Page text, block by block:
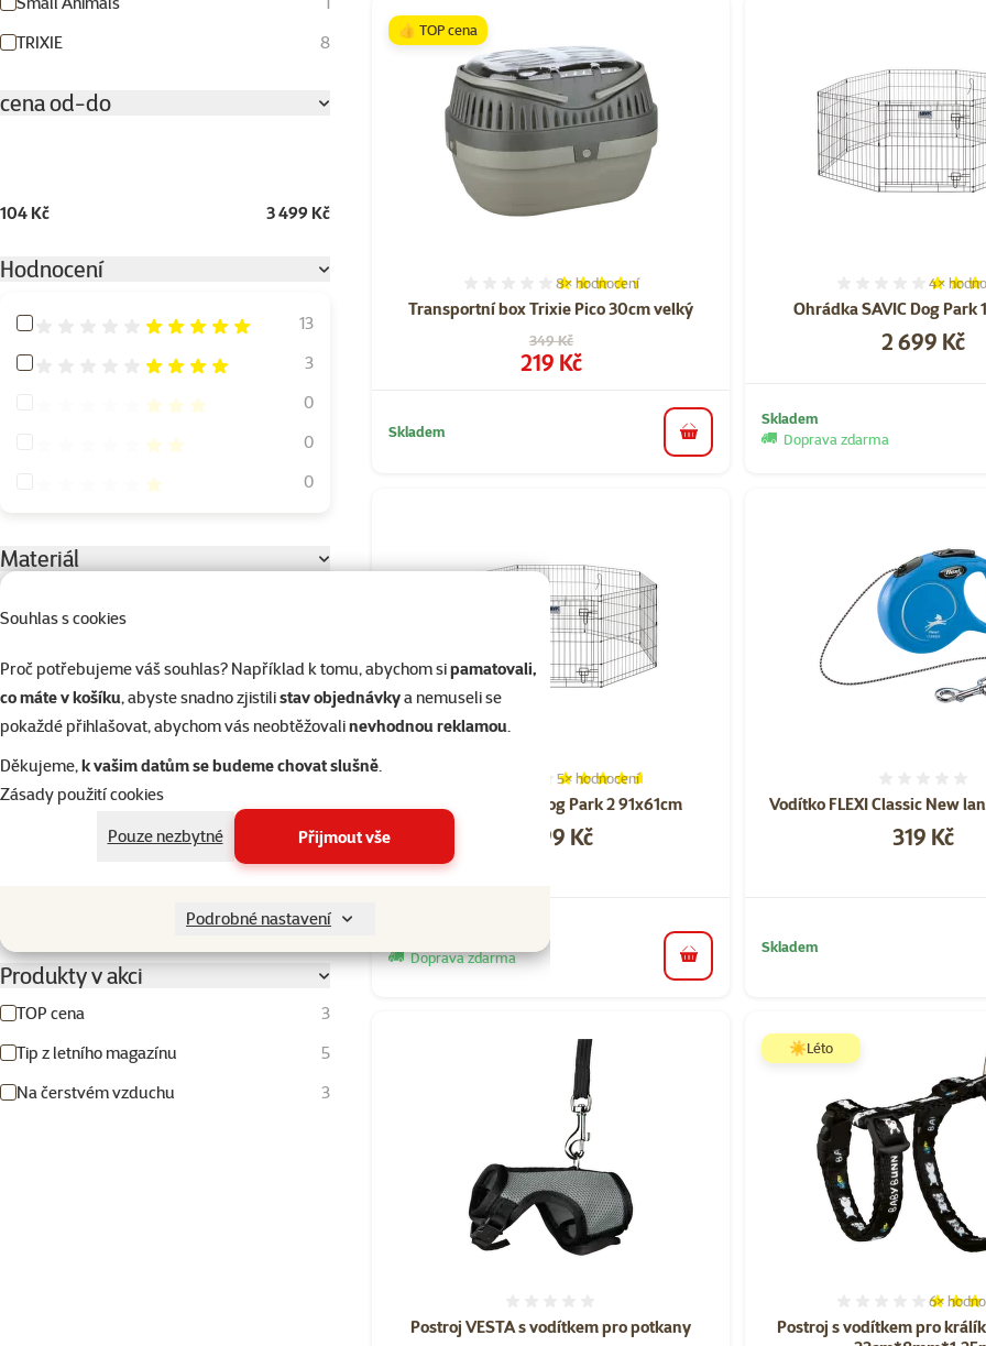
Souhlas s cookies
Proč potřebujeme váš souhlas? Například k tomu, abychom sipamatovali,
co máte v košíku, abyste snadno zjistilistav objednávkya nemuseli se
pokaždé přihlašovat, abychom vás neobtěžovalinevhodnou reklamou.
Děkujeme,k vašim datům se budeme chovat slušně.
Zásady použití cookies
Pouze nezbytné
Přijmout vše
Podrobné nastavení
TRIXIE
8
cena od-do
104 Kč 3 499 Kč
Hodnocení
Hodnocení 100%
13
Hodnocení 80%
3
Hodnocení 60%
0
Hodnocení 40%
0
Hodnocení 20%
0
Materiál
Plast
19
Barva
ModráMulticolorNeonově oranžová/neonově zelená
Tyrkysová
ČernáČervená
Délka
300cm
Produkty v akci
TOP cena
3
Tip z letního magazínu
5
Na čerstvém vzduchu
3
Transportní box Trixie Pico 30cm velký
Hodnocení 88%, počet hodnocení: 8
8× hodnocení
Původní cena
349 Kč
Cena
219 Kč
👍 TOP cena
Skladem do košíku
Ohrádka SAVIC Dog Park
4×
Cena
2 699 Kč
Skladem
Doprava zdarma
Ohrádka SAVIC Dog Park 2 91x61cm
Hodnocení 92%, počet hodnocení: 5
5× hodnocení
Cena
3 499 Kč
Doprava zdarma
do košíku
Vodítko FLEXI Classic New
Cena
319 Kč
Skladem
Postroj VESTA s vodítkem pro potkany
Postroj s vodítkem pro
6×
☀️Léto